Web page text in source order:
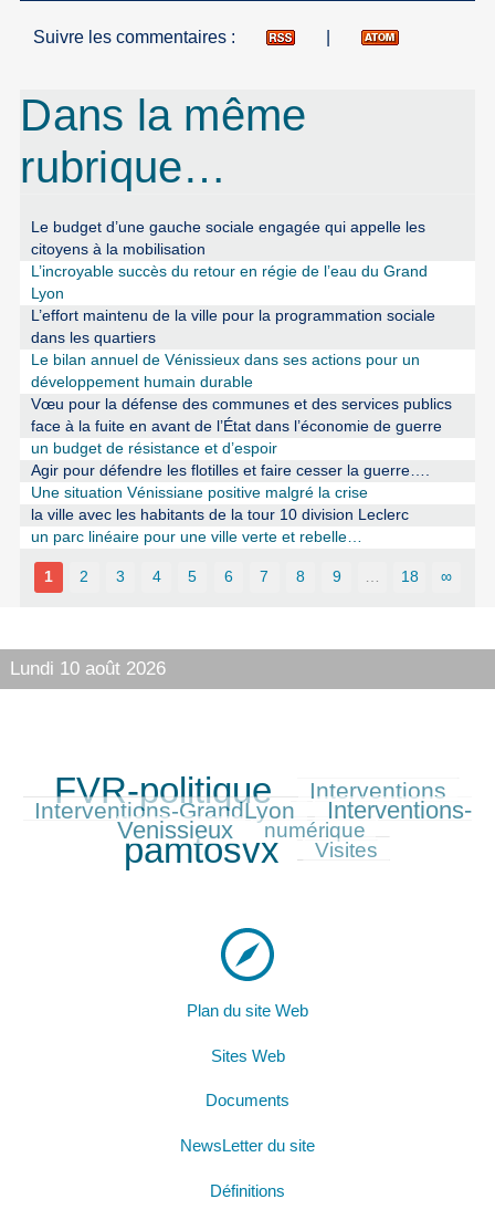
Suivre les commentaires :
Dans la même
rubrique…
Le budget d’une gauche sociale engagée qui appelle les
citoyens à la mobilisation
L’incroyable succès du retour en régie de l’eau du Grand
Lyon
L’effort maintenu de la ville pour la programmation sociale
dans les quartiers
Le bilan annuel de Vénissieux dans ses actions pour un
développement humain durable
Vœu pour la défense des communes et des services publics
face à la fuite en avant de l’État dans l’économie de guerre
un budget de résistance et d’espoir
Agir pour défendre les flotilles et faire cesser la guerre….
Une situation Vénissiane positive malgré la crise
la ville avec les habitants de la tour 10 division Leclerc
un parc linéaire pour une ville verte et rebelle…
1 2 3 4 5 6 7 8 9 … 18 ∞
Lundi 10 août 2026
1727/1727
FVR-politique
743/1727 Interventions
637/1727
Interventions-GrandLyon
822/1727 Interventions-
Venissieux numérique
pamtosvx Visites
Plan du site Web
Sites Web
Documents
NewsLetter du site
Définitions